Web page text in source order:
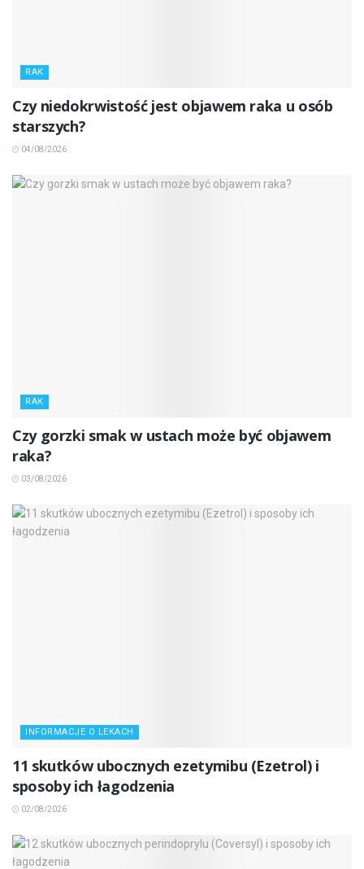
RAK
Czy niedokrwistość jest objawem raka u osób
starszych?
04/08/2026
RAK
Czy gorzki smak w ustach może być objawem
raka?
03/08/2026
INFORMACJE O LEKACH
11 skutków ubocznych ezetymibu (Ezetrol) i
sposoby ich łagodzenia
02/08/2026